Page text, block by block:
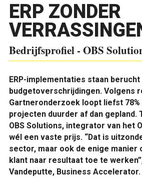
ERP ZONDER
Bedrijfsprofiel - OBS
ERP-implementaties staan berucht
budgetoverschrijdingen. Volgens
Gartneronderzoek loopt liefst 78%
projecten duurder af dan gepland.
OBS Solutions, integrator van het
wél een vaste prijs. “Dat is
sector, maar ook de enige manier
klant naar resultaat toe te
Vandeputte, Business Accelerator.